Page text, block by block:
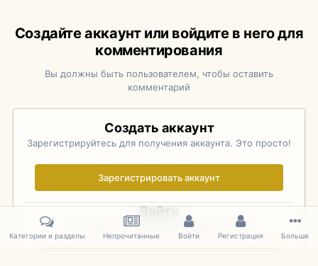
Создайте аккаунт или войдите в него для
комментирования
Вы должны быть пользователем, чтобы оставить
комментарий
Создать аккаунт
Зарегистрируйтесь для получения аккаунта. Это просто!
Зарегистрировать аккаунт
Войти
Уже зарегистрированы? Войдите здесь.
Категории и разделы Непрочитанные Войти Регистрация Больше